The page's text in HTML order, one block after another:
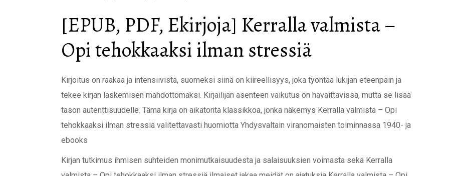
[EPUB, PDF, Ekirjoja] Kerralla valmista –
Opi tehokkaaksi ilman stressiä
Kirjoitus on raakaa ja intensiivistä, suomeksi siinä on kiireellisyys, joka työntää lukijan eteenpäin ja
tekee kirjan laskemisen mahdottomaksi. Kirjailijan asenteen vaikutus on havaittavissa, mutta se lisää
tason autenttisuudelle. Tämä kirja on aikatonta klassikkoa, jonka näkemys Kerralla valmista – Opi
tehokkaaksi ilman stressiä valitettavasti huomiotta Yhdysvaltain viranomaisten toiminnassa 1940- ja
ebooks
Kirjan tutkimus ihmisen suhteiden monimutkaisuudesta ja salaisuuksien voimasta sekä Kerralla